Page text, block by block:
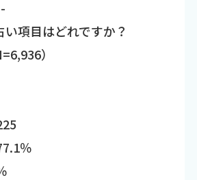
項目はどれですか？
）
％